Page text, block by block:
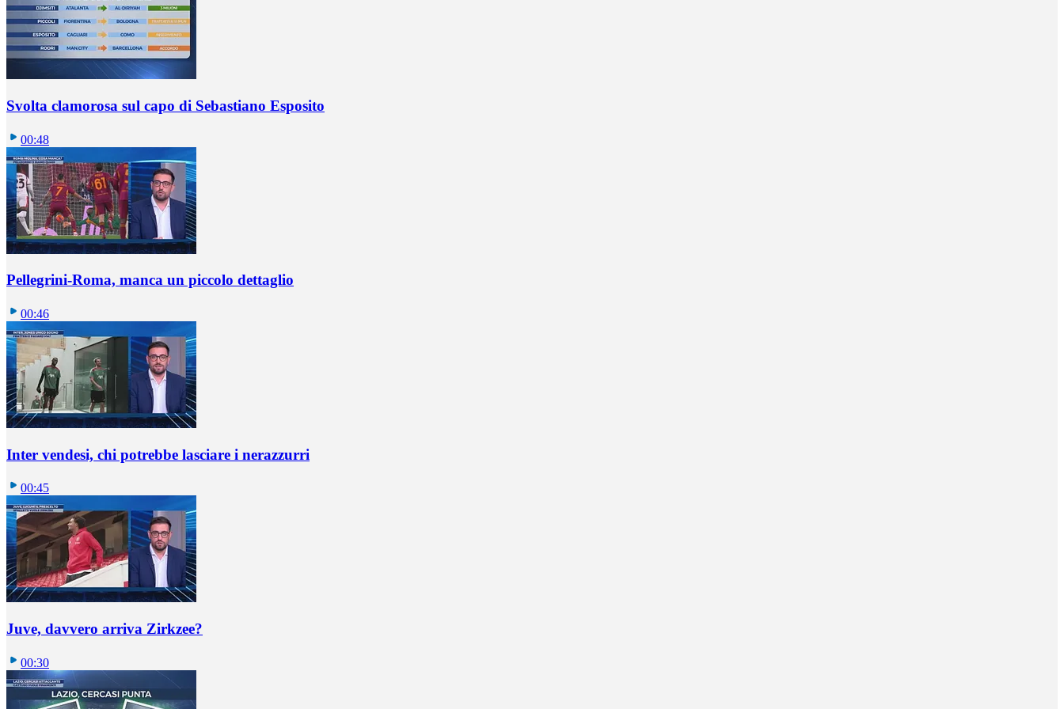
Svolta clamorosa sul capo di Sebastiano Esposito
00:48
Pellegrini-Roma, manca un piccolo dettaglio
00:46
Inter vendesi, chi potrebbe lasciare i nerazzurri
00:45
Juve, davvero arriva Zirkzee?
00:30